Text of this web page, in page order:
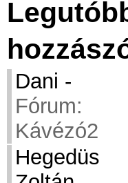
Dani -
Fórum:
Kávézó2
Hegedüs